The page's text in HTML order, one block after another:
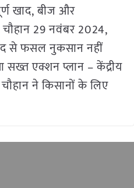
खाद, बीज और
29 नवंबर 2024,
से फसल नुकसान नहीं
सख्त एक्शन प्लान – केंद्रीय
चौहान ने किसानों के लिए